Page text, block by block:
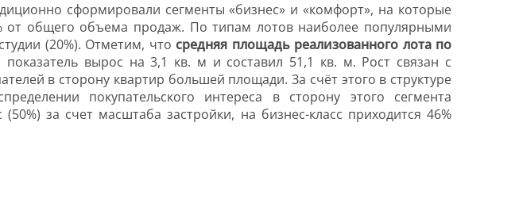
сформировали сегменты «бизнес» и «комфорт», на которые
от общего объема продаж. По типам лотов наиболее популярными
(20%). Отметим, что средняя площадь реализованного лота по
показатель вырос на 3,1 кв. м и составил 51,1 кв. м. Рост связан с
в сторону квартир большей площади. За счёт этого в структуре
покупательского интереса в сторону этого сегмента
за счет масштаба застройки, на бизнес-класс приходится 46%